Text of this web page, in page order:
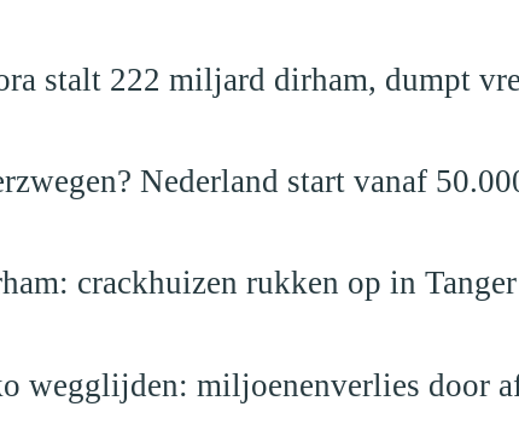
stalt 222 miljard dirham, dumpt
Nederland start vanaf
crackhuizen rukken op in Tanger
wegglijden: miljoenenverlies door